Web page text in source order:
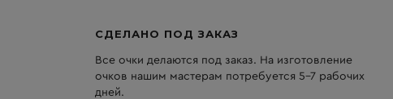
СДЕЛАНО ПОД ЗАКАЗ
Все очки делаются под заказ. На изготовление
очков нашим мастерам потребуется 5-7 рабочих
дней.